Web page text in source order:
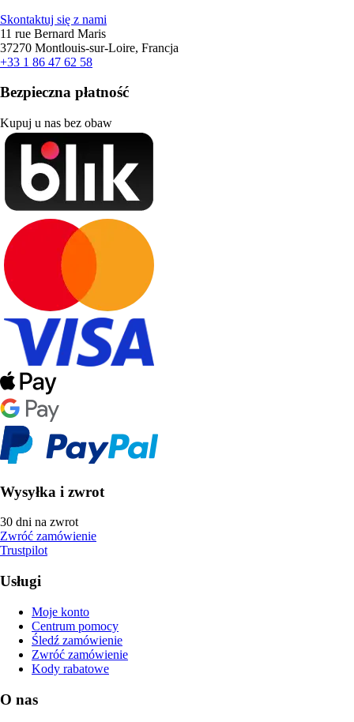
Skontaktuj się z nami
11 rue Bernard Maris
37270 Montlouis-sur-Loire, Francja
+33 1 86 47 62 58
Bezpieczna płatność
Kupuj u nas bez obaw
Wysyłka i zwrot
30 dni na zwrot
Zwróć zamówienie
Trustpilot
Usługi
Moje konto
Centrum pomocy
Śledź zamówienie
Zwróć zamówienie
Kody rabatowe
O nas